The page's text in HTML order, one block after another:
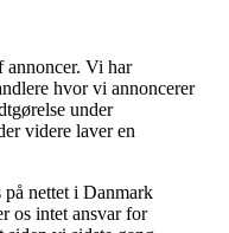
annoncer. Vi har
hvor vi annoncerer
under
videre laver en
nettet i Danmark
os intet ansvar for